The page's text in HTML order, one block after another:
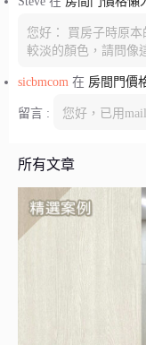
您好： 買房子時原
較淡的顏色，請問像
sicbmcom 在 房間門價
留言 : 您好，已用
所有文章